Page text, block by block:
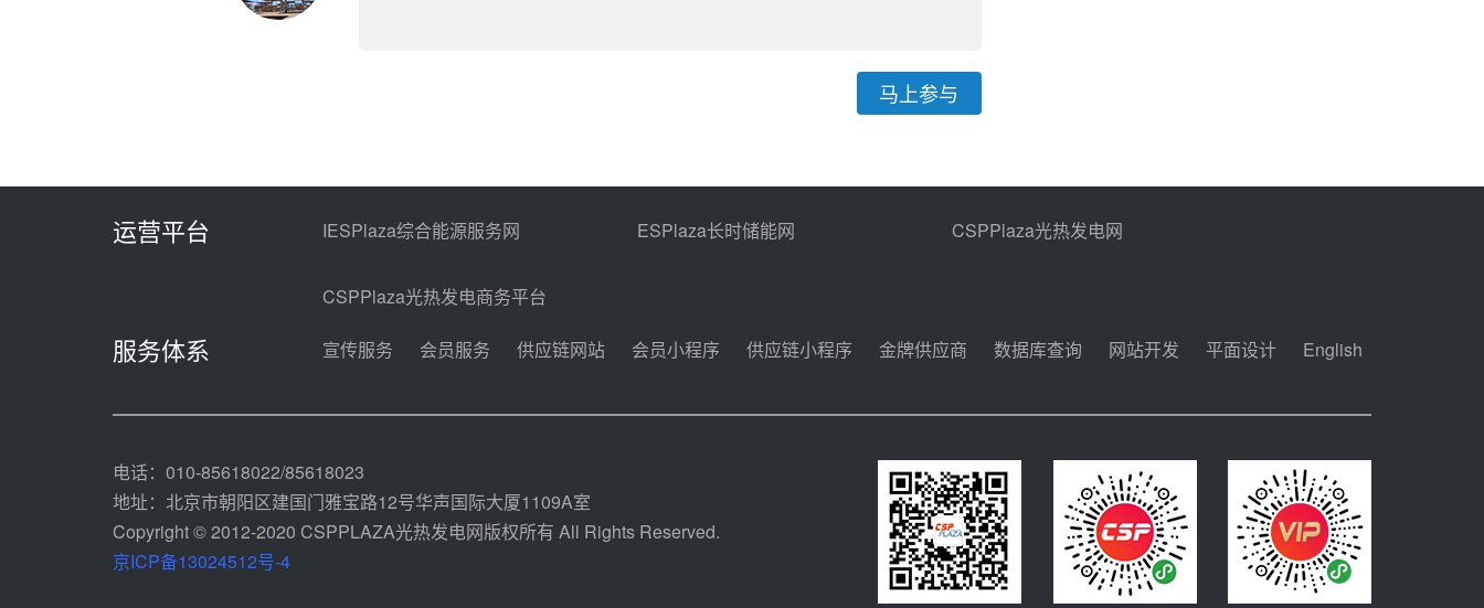
马上参与
运营平台 IESPlaza综合能源服务网 ESPlaza长时储能网 CSPPlaza光热发电网
CSPPlaza光热发电商务平台
服务体系 宣传服务 会员服务 供应链网站 会员小程序 供应链小程序 金牌供应商 数据库查询 网站开发 平面设计 English
电话：010-85618022/85618023
地址：北京市朝阳区建国门雅宝路12号华声国际大厦1109A室
Copyright © 2012-2020 CSPPLAZA光热发电网版权所有 All Rights Reserved.
京ICP备13024512号-4